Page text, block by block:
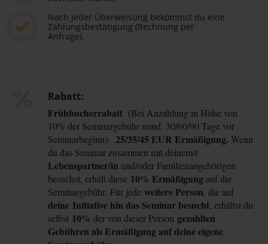
Nach jeder Überweisung bekommst du eine
Zahlungsbestätigung (Rechnung per
Anfrage).
Rabatt:
Frühbucherrabatt (Bei Anzahlung in Höhe von
10% der Seminargebühr mind. 30/60/90 Tage vor
Seminarbeginn): 25/35/45 EUR Ermäßigung. Wenn
du das Seminar zusammen mit deinem/r
Lebenspartner/in und/oder Familienangehörigen
besuchst, erhält diese 10% Ermäßigung auf die
Seminargebühr. Für jede weitere Person, die auf
deine Initiative hin das Seminar besucht, erhältst du
selbst 10% der von dieser Person gezahlten
Gebühren als Ermäßigung auf deineeigene